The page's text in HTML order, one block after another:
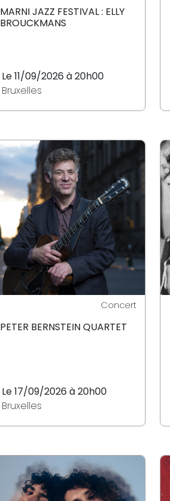
MARNI JAZZ FESTIVAL : ELLY
BROUCKMANS
Le 11/09/2026 à 20h00
Bruxelles
Concert
PETER BERNSTEIN QUARTET
Le 17/09/2026 à 20h00
Bruxelles